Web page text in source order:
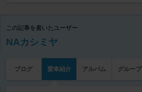
この記事を書いたユーザー
NAカシミヤ
ブログ 愛車紹介 アルバム グループ